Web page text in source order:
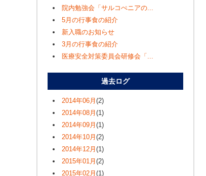
院内勉強会「サルコぺニアの...
5月の行事食の紹介
新入職のお知らせ
3月の行事食の紹介
医療安全対策委員会研修会「...
過去ログ
2014年06月 (2)
2014年08月 (1)
2014年09月 (1)
2014年10月 (2)
2014年12月 (1)
2015年01月 (2)
2015年02月 (1)